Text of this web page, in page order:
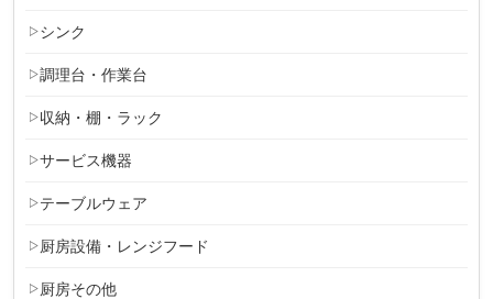
シンク
調理台・作業台
収納・棚・ラック
サービス機器
テーブルウェア
厨房設備・レンジフード
厨房その他